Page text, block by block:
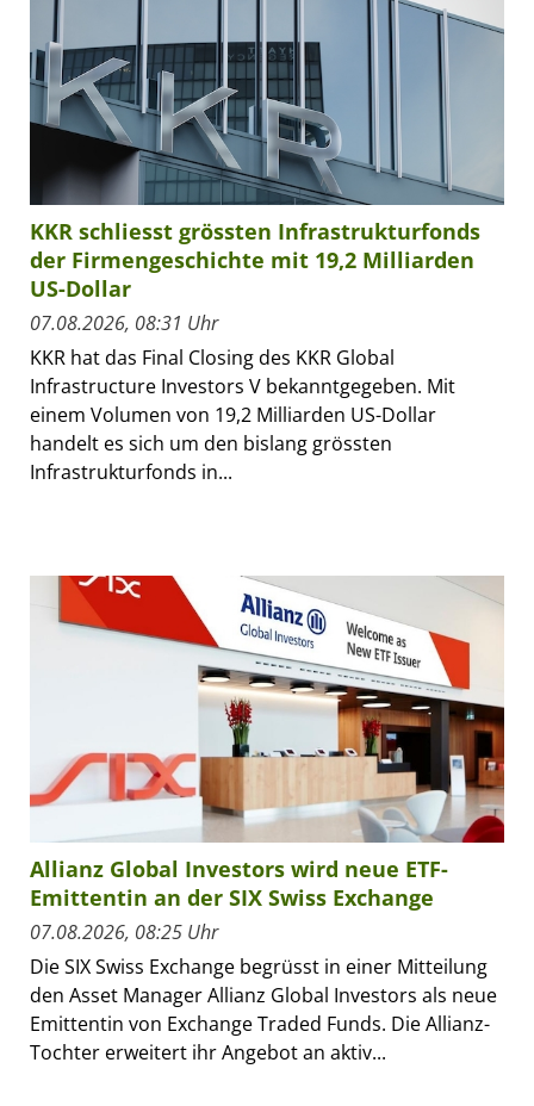
KKR schliesst grössten Infrastrukturfonds
der Firmengeschichte mit 19,2 Milliarden
US-Dollar
07.08.2026, 08:31 Uhr
KKR hat das Final Closing des KKR Global
Infrastructure Investors V bekanntgegeben. Mit
einem Volumen von 19,2 Milliarden US-Dollar
handelt es sich um den bislang grössten
Infrastrukturfonds in...
Allianz Global Investors wird neue ETF-
Emittentin an der SIX Swiss Exchange
07.08.2026, 08:25 Uhr
Die SIX Swiss Exchange begrüsst in einer Mitteilung
den Asset Manager Allianz Global Investors als neue
Emittentin von Exchange Traded Funds. Die Allianz-
Tochter erweitert ihr Angebot an aktiv...